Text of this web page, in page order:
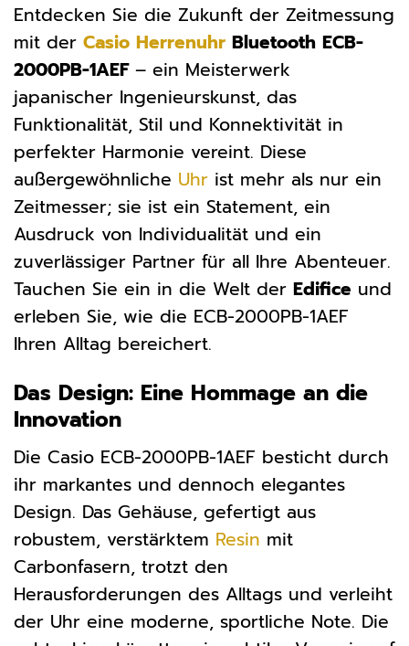
Entdecken Sie die Zukunft der Zeitmessung
mit der Casio Herrenuhr Bluetooth ECB-
2000PB-1AEF– ein Meisterwerk
japanischer Ingenieurskunst, das
Funktionalität, Stil und Konnektivität in
perfekter Harmonie vereint. Diese
außergewöhnliche Uhr ist mehr als nur ein
Zeitmesser; sie ist ein Statement, ein
Ausdruck von Individualität und ein
zuverlässiger Partner für all Ihre Abenteuer.
Tauchen Sie ein in die Welt der Edifice und
erleben Sie, wie die ECB-2000PB-1AEF
Ihren Alltag bereichert.
Das Design: Eine Hommage an die
Innovation
Die Casio ECB-2000PB-1AEF besticht durch
ihr markantes und dennoch elegantes
Design. Das Gehäuse, gefertigt aus
robustem, verstärktem Resin mit
Carbonfasern, trotzt den
Herausforderungen des Alltags und verleiht
der Uhr eine moderne, sportliche Note. Die